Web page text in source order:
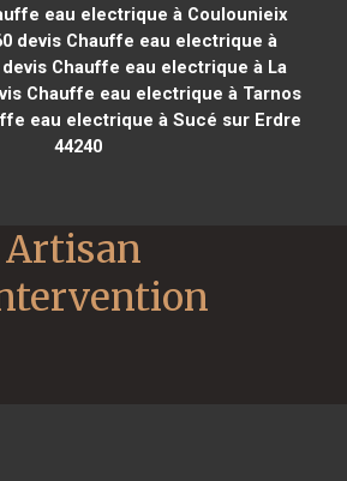
eau electrique à Coulounieix
devis Chauffe eau electrique à
devis Chauffe eau electrique à La
Chauffe eau electrique à Tarnos
eau electrique à Sucé sur Erdre
44240
Artisan